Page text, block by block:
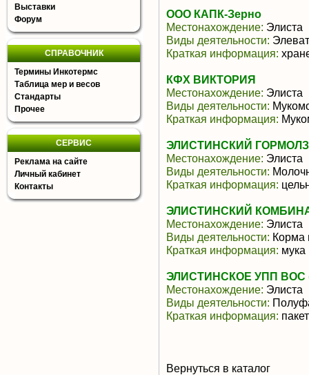
Выставки
Форум
СПРАВОЧНИК
Термины Инкотермс
Таблица мер и весов
Стандарты
Прочее
СЕРВИС
Реклама на сайте
Личный кабинет
Контакты
ООО КАПК-Зерно
Местонахождение: Элиста
Виды деятельности:
Краткая информация:
КФХ ВИКТОРИЯ
Местонахождение: Элиста
Виды деятельности:
Краткая информация:
ЭЛИСТИНСКИЙ
Местонахождение: Элиста
Виды деятельности:
Краткая информация:
ЭЛИСТИНСКИЙ
Местонахождение: Элиста
Виды деятельности: Корма
Краткая информация:
ЭЛИСТИНСКОЕ УПП ВОС
Местонахождение: Элиста
Виды деятельности:
Краткая информация:
Вернуться в каталог